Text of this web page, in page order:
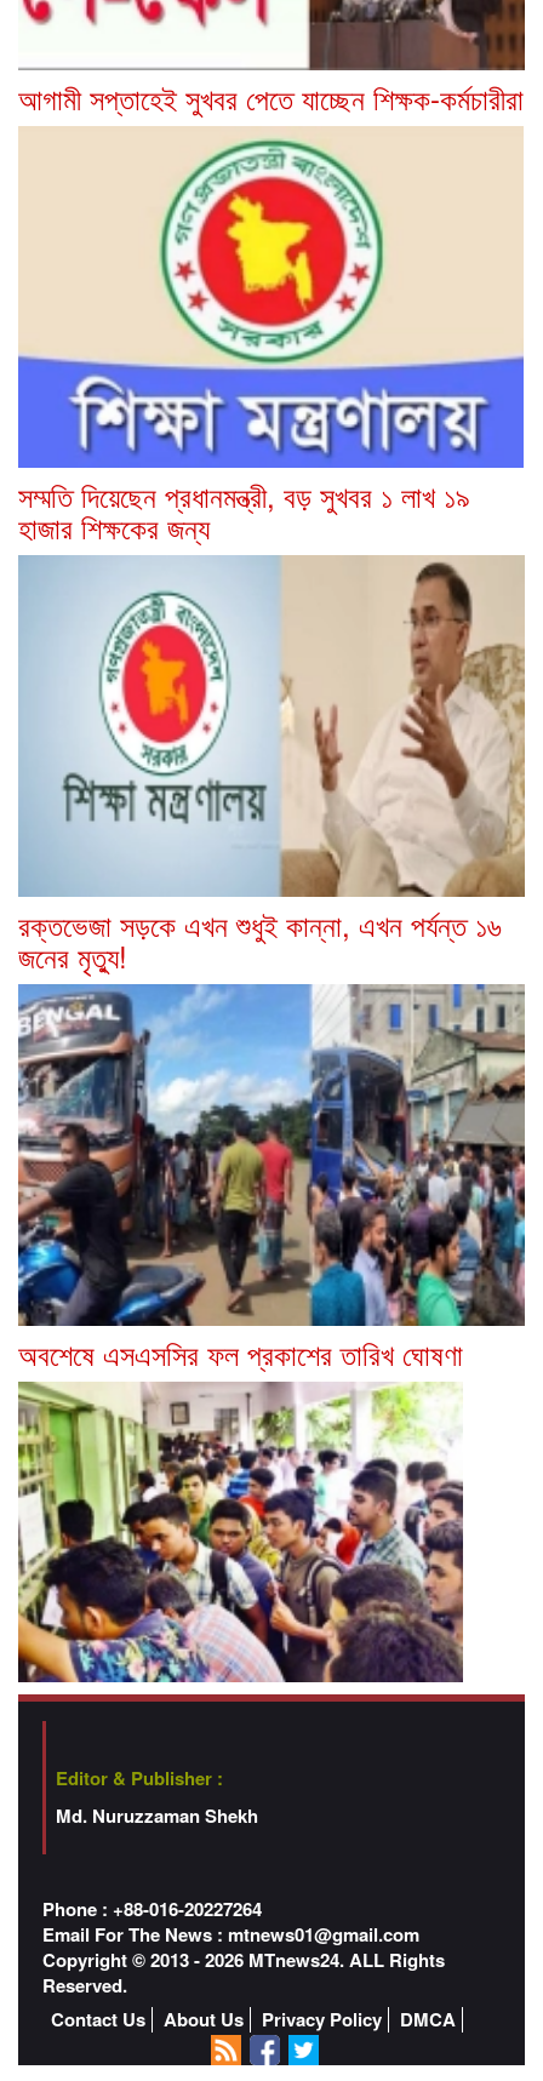
আগামী সপ্তাহেই সুখবর পেতে যাচ্ছেন শিক্ষক-কর্মচারীরা
সম্মতি দিয়েছেন প্রধানমন্ত্রী, বড় সুখবর ১ লাখ ১৯
হাজার শিক্ষকের জন্য
রক্তভেজা সড়কে এখন শুধুই কান্না, এখন পর্যন্ত ১৬
জনের মৃত্যু!
অবশেষে এসএসসির ফল প্রকাশের তারিখ ঘোষণা
Editor & Publisher :
Md. Nuruzzaman Shekh
Phone : +88-016-20227264
Email For The News : mtnews01@gmail.com
Copyright © 2013 - 2026 MTnews24. ALL Rights
Reserved.
Contact Us
About Us Privacy Policy DMCA